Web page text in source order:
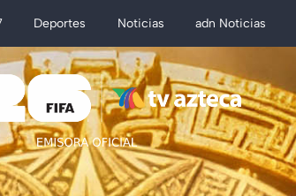
Deportes Noticias adn Noticias